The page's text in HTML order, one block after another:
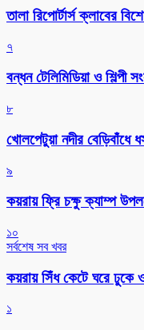
‎তালা রিপোর্টার্স ক্লাবের
৭
বন্ধন টেলিমিডিয়া ও শিল্পী
৮
খোলপেটুয়া নদীর
৯
কয়রায় ফ্রি চক্ষু ক্যাম্প
১০
সর্বশেষ সব খবর
কয়রায় সিঁধ কেটে ঘরে ঢুকে
১